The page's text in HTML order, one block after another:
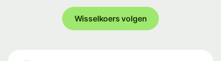
Wisselkoers volgen